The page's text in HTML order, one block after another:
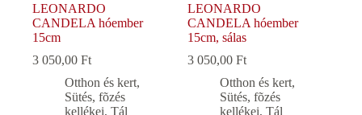
LEONARDO
CANDELA hóember
15cm
3 050,00 Ft
Otthon és kert,
Sütés, fõzés
kellékei, Tál
LEONARDO
CANDELA hóember
15cm, sálas
3 050,00Ft
Otthon és kert,
Sütés, fõzés
kellékei,Tál